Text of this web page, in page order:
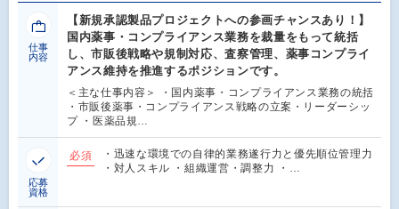
仕事
内容
【新規承認製品プロジェクトへの参画チャンスあり！】
国内薬事・コンプライアンス業務を裁量をもって統括
し、市販後戦略や規制対応、査察管理、薬事コンプライ
アンス維持を推進するポジションです。
＜主な仕事内容＞ ・国内薬事・コンプライアンス業務の統括
・市販後薬事・コンプライアンス戦略の立案・リーダーシッ
プ ・医薬品規…
応募
資格
必須
・迅速な環境での自律的業務遂行力と優先順位管理力
・対人スキル ・組織運営・調整力 ・…